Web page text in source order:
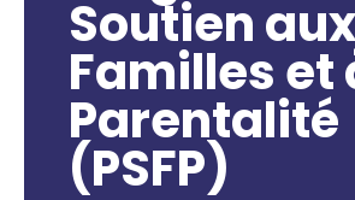
Soutien aux
Familles et
Parentalité
(PSFP)